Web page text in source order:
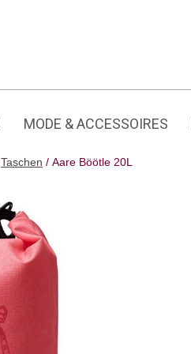
MODE & ACCESSOIRES
Taschen / Aare Böötle 20L